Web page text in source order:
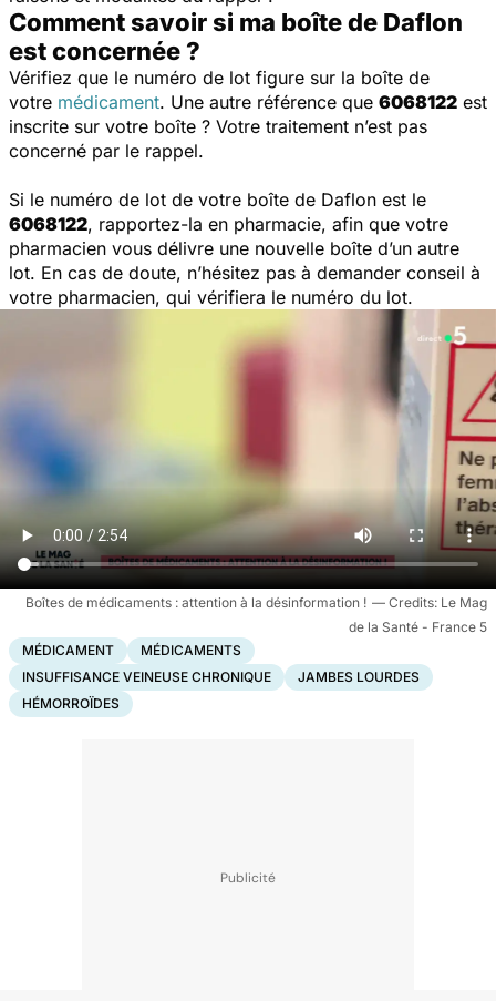
Comment savoir si ma boîte de Daflon
est concernée ?
Vérifiez que le numéro de lot figure sur la boîte de
votre médicament. Une autre référence que 6068122 est
inscrite sur votre boîte ? Votre traitement n’est pas
concerné par le rappel.
Si le numéro de lot de votre boîte de Daflon est le
6068122, rapportez-la en pharmacie, afin que votre
pharmacien vous délivre une nouvelle boîte d’un autre
lot. En cas de doute, n’hésitez pas à demander conseil à
votre pharmacien, qui vérifiera le numéro du lot.
Boîtes de médicaments : attention à la désinformation !
Le Mag
de la Santé - France 5
MÉDICAMENT
MÉDICAMENTS
INSUFFISANCE VEINEUSE CHRONIQUE
JAMBES LOURDES
HÉMORROÏDES